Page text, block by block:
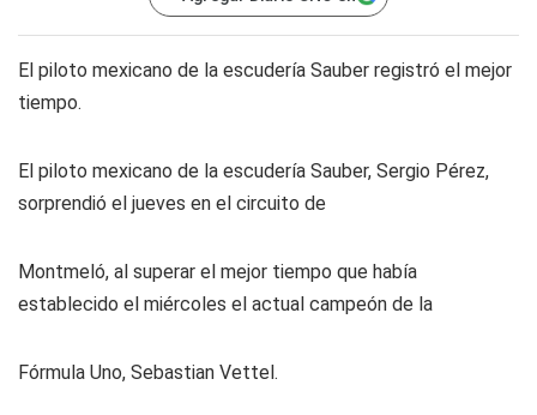
El piloto mexicano de la escudería Sauber registró el mejor
tiempo.
El piloto mexicano de la escudería Sauber, Sergio Pérez,
sorprendió el jueves en el circuito de
Montmeló, al superar el mejor tiempo que había
establecido el miércoles el actual campeón de la
Fórmula Uno, Sebastian Vettel.